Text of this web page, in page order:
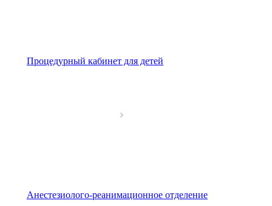
Процедурный кабинет для детей
Анестезиолого-реанимационное отделение